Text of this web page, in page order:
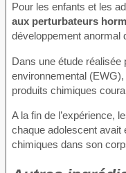
Pour les enfants et les
aux perturbateurs
développement anormal
Dans une étude réalisée
environnemental
produits chimiques
A la fin de l’expérience,
chaque adolescent avait
chimiques dans son